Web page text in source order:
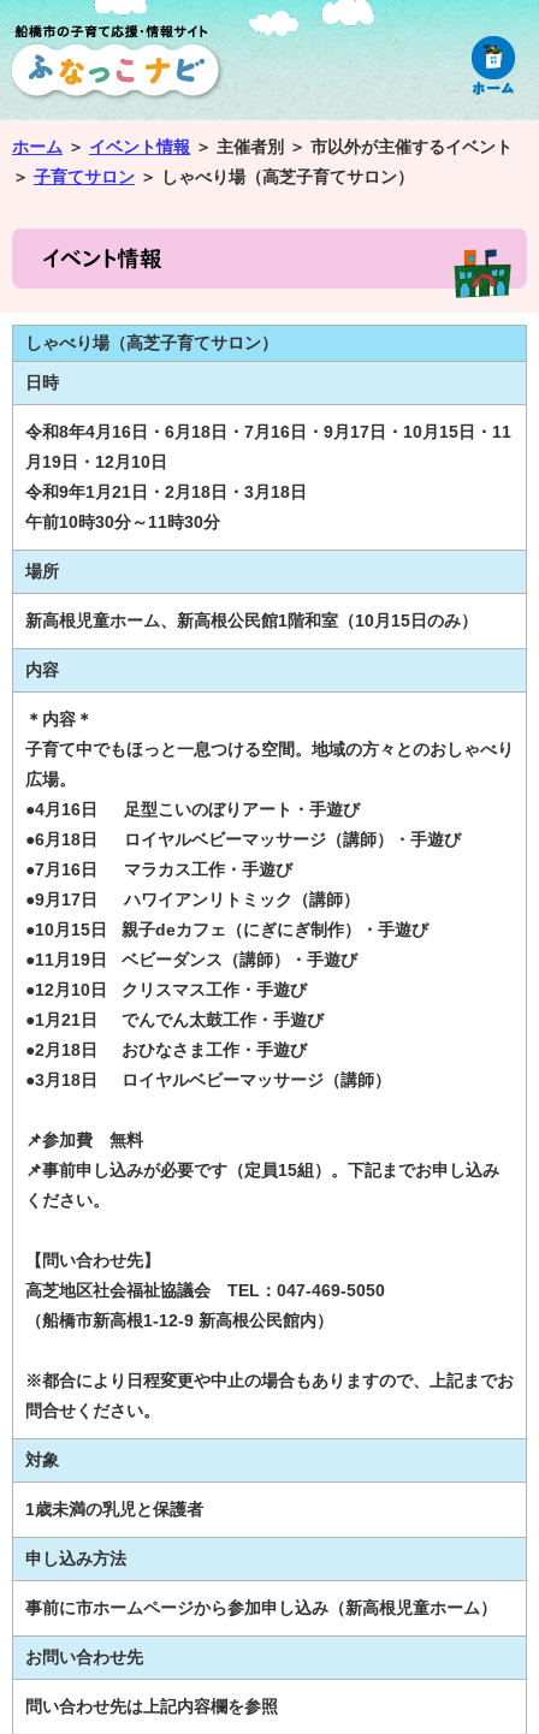
ホーム ＞ イベント情報 ＞ 主催者別 ＞ 市以外が主催するイベント
＞ 子育てサロン ＞ しゃべり場（高芝子育てサロン）
しゃべり場（高芝子育てサロン）
日時
令和8年4月16日・6月18日・7月16日・9月17日・10月15日・11
月19日・12月10日
令和9年1月21日・2月18日・3月18日
午前10時30分～11時30分
場所
新高根児童ホーム、新高根公民館1階和室（10月15日のみ）
内容
＊内容＊
子育て中でもほっと一息つける空間。地域の方々とのおしゃべり
広場。
●4月16日 足型こいのぼりアート・手遊び
●6月18日 ロイヤルベビーマッサージ（講師）・手遊び
●7月16日 マラカス工作・手遊び
●9月17日 ハワイアンリトミック（講師）
●10月15日 親子deカフェ（にぎにぎ制作）・手遊び
●11月19日 ベビーダンス（講師）・手遊び
●12月10日 クリスマス工作・手遊び
●1月21日 でんでん太鼓工作・手遊び
●2月18日 おひなさま工作・手遊び
●3月18日 ロイヤルベビーマッサージ（講師）
📌参加費 無料
📌事前申し込みが必要です（定員15組）。下記までお申し込み
ください。
【問い合わせ先】
高芝地区社会福祉協議会 TEL：047-469-5050
（船橋市新高根1-12-9 新高根公民館内）
※都合により日程変更や中止の場合もありますので、上記までお
問合せください。
対象
1歳未満の乳児と保護者
申し込み方法
事前に市ホームページから参加申し込み（新高根児童ホーム）
お問い合わせ先
問い合わせ先は上記内容欄を参照